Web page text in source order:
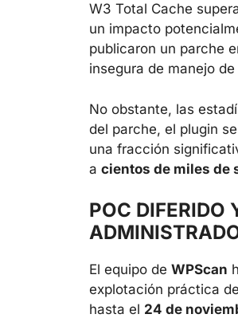
W3 Total Cache
un impacto
publicaron un parche
insegura de manejo
No obstante, las
del parche, el plugin
una fracción
a cientos de miles de
POC DIFERIDO
El equipo de WPScan
explotación práctica
hasta el 24 de